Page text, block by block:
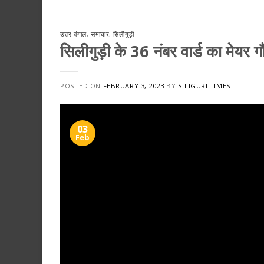
उत्तर बंगाल,समाचार,सिलीगुड़ी
सिलीगुड़ी के 36 नंबर वार्ड का मेयर
POSTED ON FEBRUARY 3, 2023 BY SILIGURI TIMES
03
Feb